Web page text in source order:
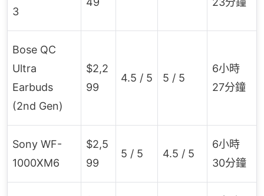
3
Bose QC
Ultra
Earbuds
(2nd Gen)
$2,2
99
4.5 / 5 5 / 5
6小時
27分鐘
Sony WF-
1000XM6
$2,5
99
5 / 5 4.5 / 5
6小時
30分鐘